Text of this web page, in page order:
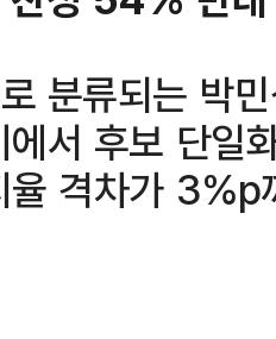
분류되는 박
서 후보 단일
율 격차가 3%p